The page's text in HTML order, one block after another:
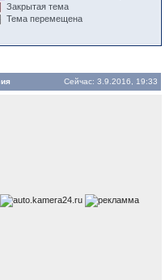
Закрытая тема
Тема перемещена
Сейчас: 3.9.2016, 19:33